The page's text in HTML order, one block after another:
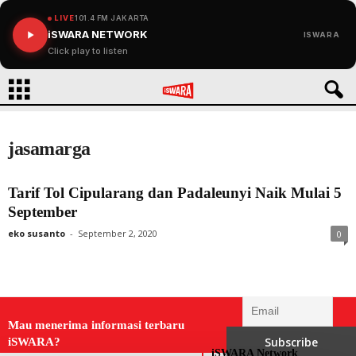
LIVE101.4 FM JAKARTA
iSWARA NETWORK
Click play to listen
ISWARA
jasamarga
Tarif Tol Cipularang dan Padaleunyi Naik Mulai 5
September
eko susanto - September 2, 2020 0
Mau menerima informasi terbaru
iSWARA?
iSWARA Network